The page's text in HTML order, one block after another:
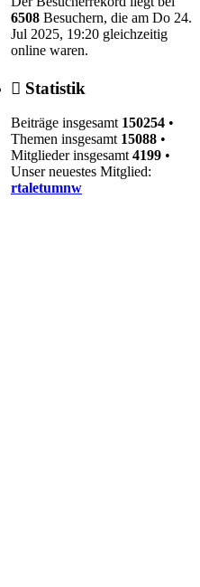
6508 Besuchern, die am Do 24.
Jul 2025, 19:20 gleichzeitig
online waren.
Statistik
Beiträge insgesamt 150254 •
Themen insgesamt 15088 •
Mitglieder insgesamt 4199 •
Unser neuestes Mitglied:
rtaletumnw